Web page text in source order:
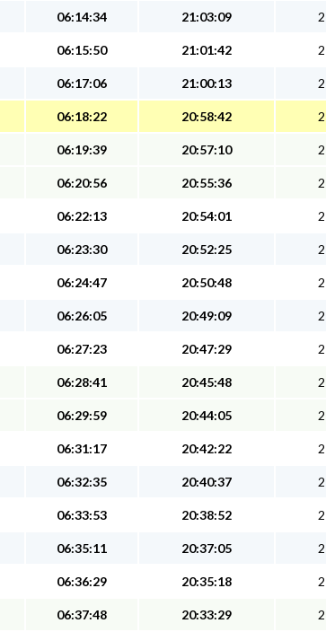
06:14:34 21:03:09
06:15:50 21:01:42
06:17:06 21:00:13
06:18:22 20:58:42
06:19:39 20:57:10
06:20:56 20:55:36
06:22:13 20:54:01
06:23:30 20:52:25
06:24:47 20:50:48
06:26:05 20:49:09
06:27:23 20:47:29
06:28:41 20:45:48
06:29:59 20:44:05
06:31:17 20:42:22
06:32:35 20:40:37
06:33:53 20:38:52
06:35:11 20:37:05
06:36:29 20:35:18
06:37:48 20:33:29